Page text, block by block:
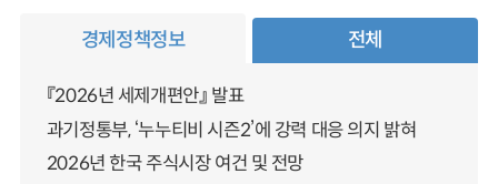
경제정책정보 전체
『2026년 세제개편안』 발표
과기정통부, ‘누누티비 시즌2’에 강력 대응 의지 밝혀
2026년 한국 주식시장 여건 및 전망